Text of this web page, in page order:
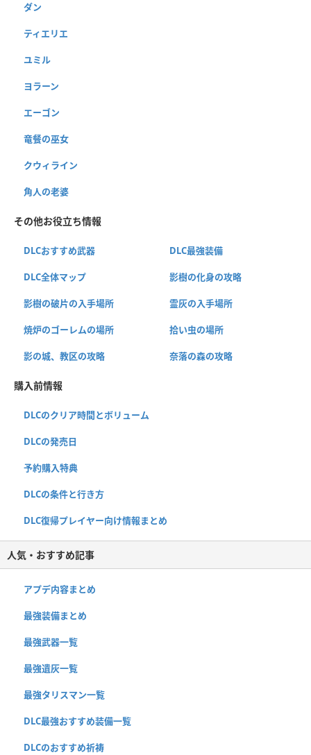
ダン
ティエリエ
ユミル
ヨラーン
エーゴン
竜餐の巫女
クウィライン
角人の老婆
その他お役立ち情報
DLCおすすめ武器 DLC最強装備
DLC全体マップ 影樹の化身の攻略
影樹の破片の入手場所 霊灰の入手場所
焼炉のゴーレムの場所 拾い虫の場所
影の城、教区の攻略 奈落の森の攻略
購入前情報
DLCのクリア時間とボリューム
DLCの発売日
予約購入特典
DLCの条件と行き方
DLC復帰プレイヤー向け情報まとめ
人気・おすすめ記事
アプデ内容まとめ
最強装備まとめ
最強武器一覧
最強遺灰一覧
最強タリスマン一覧
DLC最強おすすめ装備一覧
DLCのおすすめ祈祷